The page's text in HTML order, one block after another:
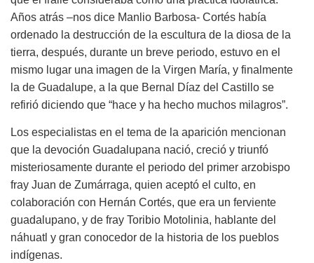
Años atrás –nos dice Manlio Barbosa- Cortés había
ordenado la destrucción de la escultura de la diosa de la
tierra, después, durante un breve periodo, estuvo en el
mismo lugar una imagen de la Virgen María, y finalmente
la de Guadalupe, a la que Bernal Díaz del Castillo se
refirió diciendo que “hace y ha hecho muchos milagros”.
Los especialistas en el tema de la aparición mencionan
que la devoción Guadalupana nació, creció y triunfó
misteriosamente durante el periodo del primer arzobispo
fray Juan de Zumárraga, quien aceptó el culto, en
colaboración con Hernán Cortés, que era un ferviente
guadalupano, y de fray Toribio Motolinia, hablante del
náhuatl y gran conocedor de la historia de los pueblos
indígenas.